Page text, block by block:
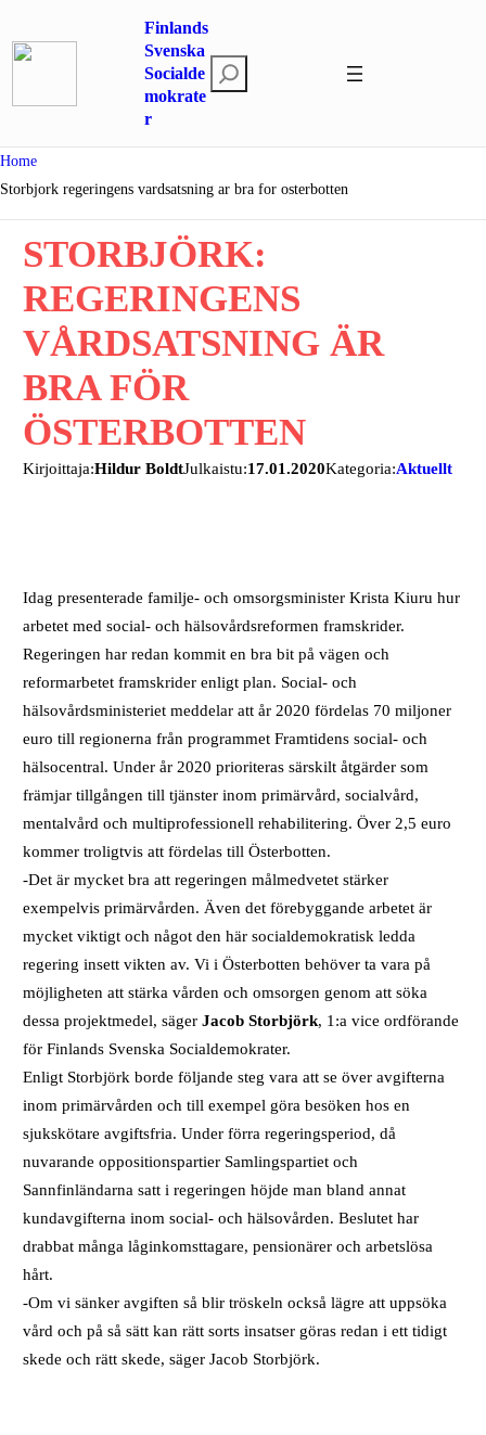
till
Finlands
Svenska
Socialde
mokrate
r
ö
Home
Storbjork regeringens vardsatsning ar bra for osterbotten
STORBJÖRK:
REGERINGENS
VÅRDSATSNING ÄR
BRA FÖR
ÖSTERBOTTEN
Kirjoittaja:Hildur BoldtJulkaistu:17.01.2020Kategoria:Aktuellt
Idag presenterade familje- och omsorgsminister Krista Kiuru hur
arbetet med social- och hälsovårdsreformen framskrider.
Regeringen har redan kommit en bra bit på vägen och
reformarbetet framskrider enligt plan. Social- och
hälsovårdsministeriet meddelar att år 2020 fördelas 70 miljoner
euro till regionerna från programmet Framtidens social- och
hälsocentral. Under år 2020 prioriteras särskilt åtgärder som
främjar tillgången till tjänster inom primärvård, socialvård,
mentalvård och multiprofessionell rehabilitering. Över 2,5 euro
kommer troligtvis att fördelas till Österbotten.
-Det är mycket bra att regeringen målmedvetet stärker
exempelvis primärvården. Även det förebyggande arbetet är
mycket viktigt och något den här socialdemokratisk ledda
regering insett vikten av. Vi i Österbotten behöver ta vara på
möjligheten att stärka vården och omsorgen genom att söka
dessa projektmedel, sägerJacob Storbjörk, 1:a vice ordförande
för Finlands Svenska Socialdemokrater.
Enligt Storbjörk borde följande steg vara att se över avgifterna
inom primärvården och till exempel göra besöken hos en
sjukskötare avgiftsfria. Under förra regeringsperiod, då
nuvarande oppositionspartier Samlingspartiet och
Sannfinländarna satt i regeringen höjde man bland annat
kundavgifterna inom social- och hälsovården. Beslutet har
drabbat många låginkomsttagare, pensionärer och arbetslösa
hårt.
-Om vi sänker avgiften så blir tröskeln också lägre att uppsöka
vård och på så sätt kan rätt sorts insatser göras redan i ett tidigt
skede och rätt skede, säger Jacob Storbjörk.